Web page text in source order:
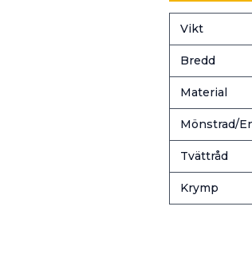
Vikt
Bredd
Material
Mönstrad/
Tvättråd
Krymp